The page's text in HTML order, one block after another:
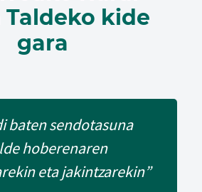
Taldeko kide
gara
baten sendotasuna
hoberenaren
eta jakintzarekin”